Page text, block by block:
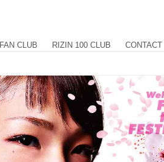
FAN CLUB RIZIN 100 CLUB CONTACT